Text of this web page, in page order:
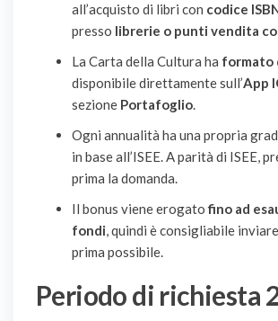
all’acquisto di libri con codice
presso librerie o punti vendita
La Carta della Cultura ha formato
disponibile direttamente sull’App
sezione Portafoglio.
Ogni annualità ha una propria
in base all’ISEE. A parità di ISEE,
prima la domanda.
Il bonus viene erogatofino ad
fondi, quindi è consigliabile
prima possibile.
Periodo di richiesta